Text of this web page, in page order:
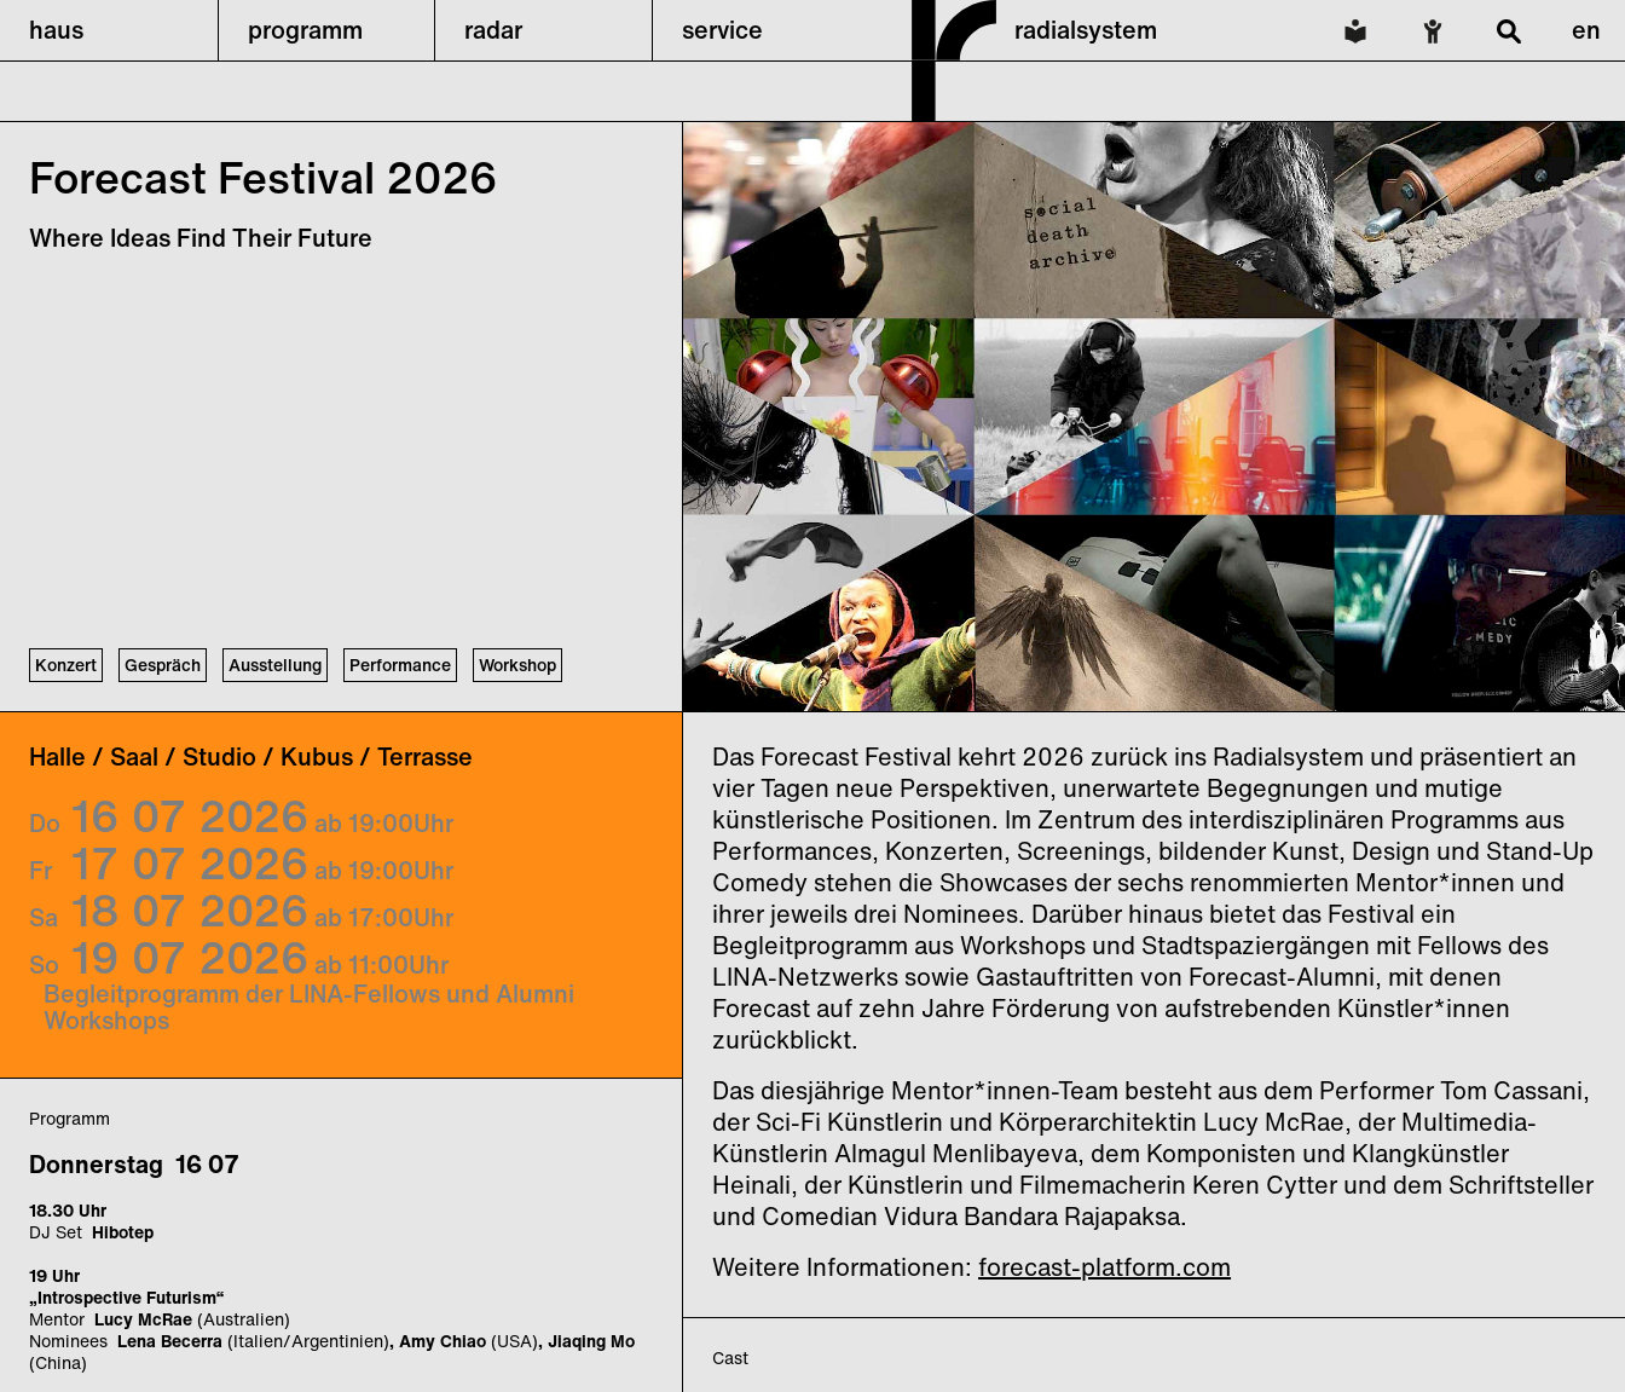
haus programm radar service radialsystem en
Forecast Festival 2026
Where Ideas Find Their Future
Konzert Gespräch Ausstellung Performance Workshop
Halle / Saal / Studio / Kubus / Terrasse
Do 16 07 2026 ab 19:00Uhr
Fr 17 07 2026 ab 19:00Uhr
Sa 18 07 2026 ab 17:00Uhr
So 19 07 2026 ab 11:00Uhr
Begleitprogramm der LINA-Fellows und Alumni
Workshops
Programm
Donnerstag 16 07
18.30 Uhr
DJ Set Hibotep
19 Uhr
„Introspective Futurism“
Mentor Lucy McRae (Australien)
Nominees Lena Becerra (Italien/Argentinien), Amy Chiao (USA), Jiaqing Mo
(China)
Das Forecast Festival kehrt 2026 zurück ins Radialsystem und präsentiert an
vier Tagen neue Perspektiven, unerwartete Begegnungen und mutige
künstlerische Positionen. Im Zentrum des interdisziplinären Programms aus
Performances, Konzerten, Screenings, bildender Kunst, Design und Stand-Up
Comedy stehen die Showcases der sechs renommierten Mentor*innen und
ihrer jeweils drei Nominees. Darüber hinaus bietet das Festival ein
Begleitprogramm aus Workshops und Stadtspaziergängen mit Fellows des
LINA-Netzwerks sowie Gastauftritten von Forecast-Alumni, mit denen
Forecast auf zehn Jahre Förderung von aufstrebenden Künstler*innen
zurückblickt.
Das diesjährige Mentor*innen-Team besteht aus dem Performer Tom Cassani,
der Sci-Fi Künstlerin und Körperarchitektin Lucy McRae, der Multimedia-
Künstlerin Almagul Menlibayeva, dem Komponisten und Klangkünstler
Heinali, der Künstlerin und Filmemacherin Keren Cytter und dem Schriftsteller
und Comedian Vidura Bandara Rajapaksa.
Weitere Informationen:forecast-platform.com
Cast